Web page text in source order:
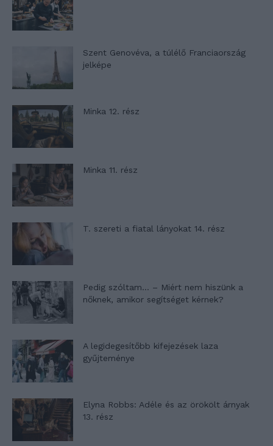
Szent Genovéva, a túlélő Franciaország
jelképe
Minka 12. rész
Minka 11. rész
T. szereti a fiatal lányokat 14. rész
Pedig szóltam… – Miért nem hiszünk a
nőknek, amikor segítséget kérnek?
A legidegesítőbb kifejezések laza
gyűjteménye
Elyna Robbs: Adéle és az örökölt árnyak
13. rész